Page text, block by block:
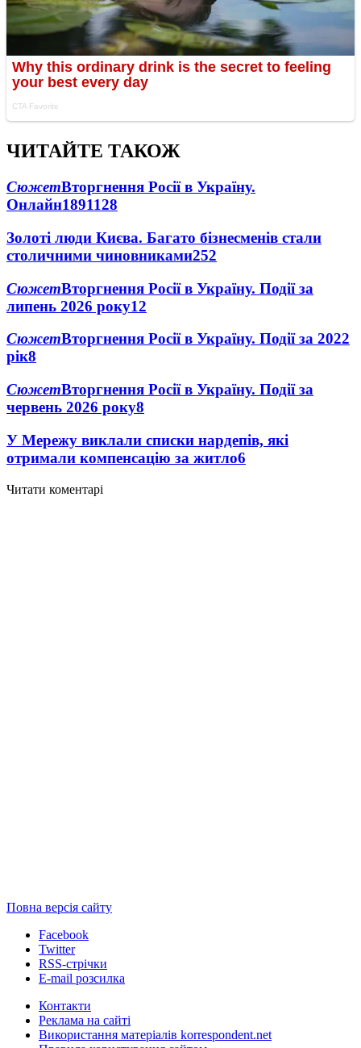
ЧИТАЙТЕ ТАКОЖ
СюжетВторгнення Росії в Україну.
Онлайн1891128
Золоті люди Києва. Багато бізнесменів стали
столичними чиновниками252
СюжетВторгнення Росії в Україну. Події за
липень 2026 року12
СюжетВторгнення Росії в Україну. Події за 2022
рік8
СюжетВторгнення Росії в Україну. Події за
червень 2026 року8
У Мережу виклали списки нардепів, які
отримали компенсацію за житло6
Читати коментарі
Повна версія сайту
Facebook
Twitter
RSS-стрічки
E-mail розсилка
Контакти
Реклама на сайті
Використання матеріалів korrespondent.net